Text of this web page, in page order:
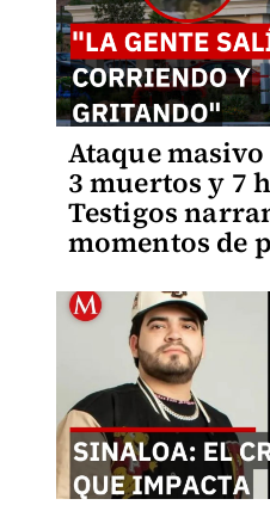
Ataque
3 muertos y 7
Testigos
momentos de